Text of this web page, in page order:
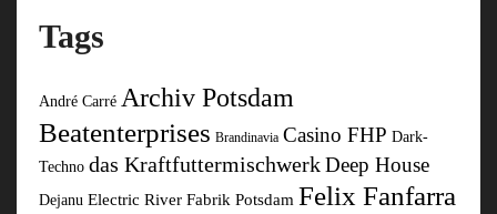
Tags
André Carré Archiv Potsdam
Beatenterprises Brandinavia Casino FHP Dark-
Techno das KraftfuttermischwerkDeep House
Dejanu Electric River Fabrik Potsdam Felix Fanfarra